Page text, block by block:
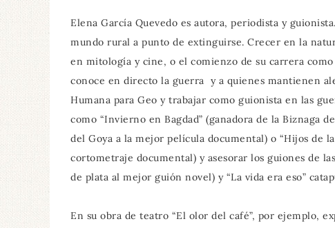
Elena García Quevedo es autora, periodista y
mundo rural a punto de extinguirse. Crecer en la
en mitología y cine, o el comienzo de su carrera
conoce en directo la guerra y a quienes mantienen
Humana para Geo y trabajar como guionista en las
como “Invierno en Bagdad” (ganadora de la Biznaga
del Goya a la mejor película documental) o “Hijos de
cortometraje documental) y asesorar los guiones de
de plata al mejor guión novel) y “La vida era eso”
En su obra de teatro “El olor del café”, por ejemplo,